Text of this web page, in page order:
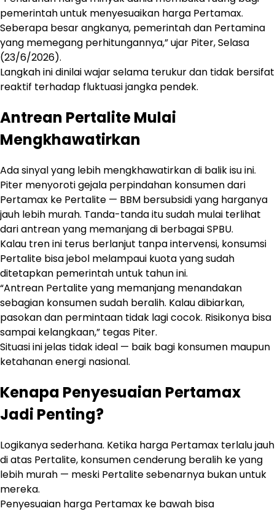
pemerintah untuk menyesuaikan harga Pertamax.
Seberapa besar angkanya, pemerintah dan Pertamina
yang memegang perhitungannya,” ujar Piter, Selasa
(23/6/2026).
Langkah ini dinilai wajar selama terukur dan tidak bersifat
reaktif terhadap fluktuasi jangka pendek.
Antrean Pertalite Mulai
Mengkhawatirkan
Ada sinyal yang lebih mengkhawatirkan di balik isu ini.
Piter menyoroti gejala perpindahan konsumen dari
Pertamax ke Pertalite — BBM bersubsidi yang harganya
jauh lebih murah. Tanda-tanda itu sudah mulai terlihat
dari antrean yang memanjang di berbagai SPBU.
Kalau tren ini terus berlanjut tanpa intervensi, konsumsi
Pertalite bisa jebol melampaui kuota yang sudah
ditetapkan pemerintah untuk tahun ini.
“Antrean Pertalite yang memanjang menandakan
sebagian konsumen sudah beralih. Kalau dibiarkan,
pasokan dan permintaan tidak lagi cocok. Risikonya bisa
sampai kelangkaan,” tegas Piter.
Situasi ini jelas tidak ideal — baik bagi konsumen maupun
ketahanan energi nasional.
Kenapa Penyesuaian Pertamax
Jadi Penting?
Logikanya sederhana. Ketika harga Pertamax terlalu jauh
di atas Pertalite, konsumen cenderung beralih ke yang
lebih murah — meski Pertalite sebenarnya bukan untuk
mereka.
Penyesuaian harga Pertamax ke bawah bisa